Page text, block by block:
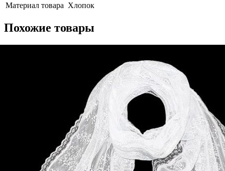
Материал товара Хлопок
Похожие товары